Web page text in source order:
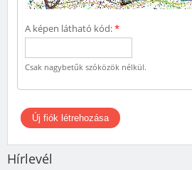
A képen látható kód:*
Csak nagybetűk szóközök nélkül.
Hírlevél